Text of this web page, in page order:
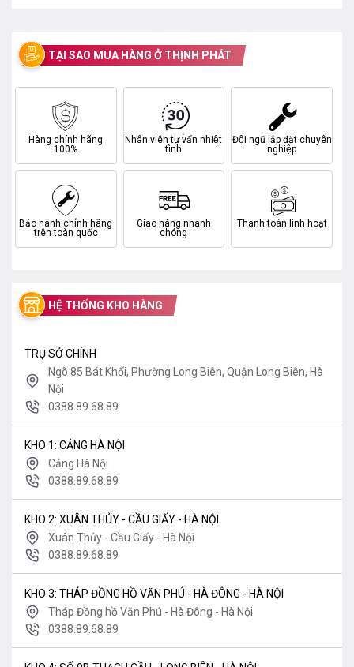
TẠI SAO MUA HÀNG Ở THỊNH PHÁT
Hàng chính hãng
100%
Nhân viên tư vấn nhiệt
tình
Đội ngũ lắp đặt chuyên
nghiệp
Bảo hành chính hãng
trên toàn quốc
Giao hàng nhanh
chóng
Thanh toán linh hoạt
HỆ THỐNG KHO HÀNG
TRỤ SỞ CHÍNH
Ngõ 85 Bát Khối, Phường Long Biên, Quận Long Biên, Hà
Nội
0388.89.68.89
KHO 1: CẢNG HÀ NỘI
Cảng Hà Nội
0388.89.68.89
KHO 2: XUÂN THỦY - CẦU GIẤY - HÀ NỘI
Xuân Thủy - Cầu Giấy - Hà Nội
0388.89.68.89
KHO 3: THÁP ĐỒNG HỒ VĂN PHÚ - HÀ ĐÔNG - HÀ NỘI
Tháp Đồng hồ Văn Phú - Hà Đông - Hà Nội
0388.89.68.89